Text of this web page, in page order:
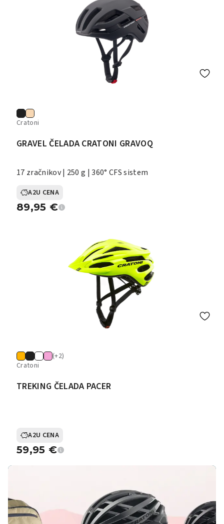
Cratoni
GRAVEL ČELADA CRATONI GRAVOQ
17 zračnikov | 250 g | 360° CFS sistem
A2U CENA
89,95 €
(+2)
Cratoni
TREKING ČELADA PACER
A2U CENA
59,95 €